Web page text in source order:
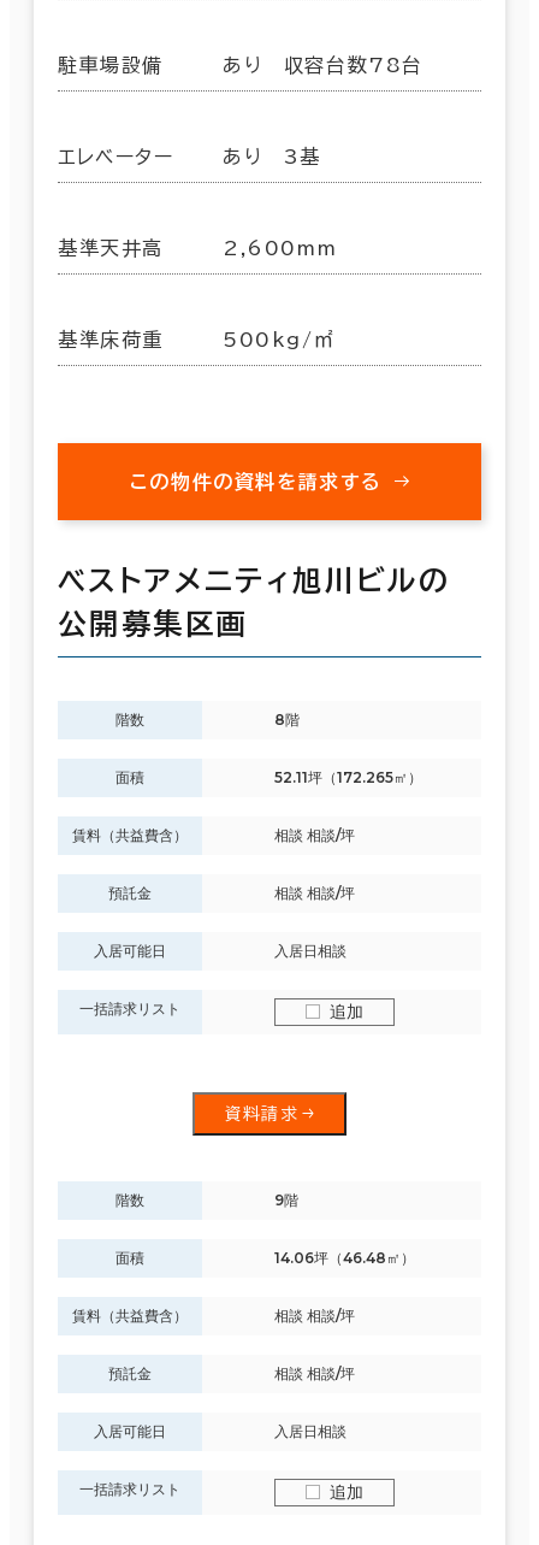
駐車場設備 あり 収容台数78台
エレベーター あり 3基
基準天井高 2,600mm
基準床荷重 500kg/㎡
この物件の資料を請求する
ベストアメニティ旭川ビルの
公開募集区画
階数 8階
面積 52.11坪（172.265㎡）
賃料（共益費含） 相談 相談/坪
預託金 相談 相談/坪
入居可能日 入居日相談
一括請求リスト 追加
資料請求
階数 9階
面積 14.06坪（46.48㎡）
賃料（共益費含） 相談 相談/坪
預託金 相談 相談/坪
入居可能日 入居日相談
一括請求リスト 追加